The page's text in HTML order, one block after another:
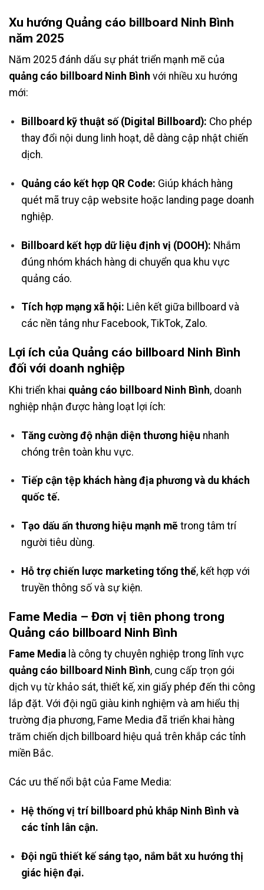
Xu hướng Quảng cáo billboard Ninh Bình
năm 2025
Năm 2025 đánh dấu sự phát triển mạnh mẽ của
quảng cáo billboard Ninh Bình với nhiều xu hướng
mới:
Billboard kỹ thuật số (Digital Billboard): Cho phép
thay đổi nội dung linh hoạt, dễ dàng cập nhật chiến
dịch.
Quảng cáo kết hợp QR Code: Giúp khách hàng
quét mã truy cập website hoặc landing page doanh
nghiệp.
Billboard kết hợp dữ liệu định vị (DOOH): Nhắm
đúng nhóm khách hàng di chuyển qua khu vực
quảng cáo.
Tích hợp mạng xã hội: Liên kết giữa billboard và
các nền tảng như Facebook, TikTok, Zalo.
Lợi ích của Quảng cáo billboard Ninh Bình
đối với doanh nghiệp
Khi triển khai quảng cáo billboard Ninh Bình, doanh
nghiệp nhận được hàng loạt lợi ích:
Tăng cường độ nhận diện thương hiệu nhanh
chóng trên toàn khu vực.
Tiếp cận tệp khách hàng địa phương và du khách
quốc tế.
Tạo dấu ấn thương hiệu mạnh mẽ trong tâm trí
người tiêu dùng.
Hỗ trợ chiến lược marketing tổng thể, kết hợp với
truyền thông số và sự kiện.
Fame Media – Đơn vị tiên phong trong
Quảng cáo billboard Ninh Bình
Fame Media là công ty chuyên nghiệp trong lĩnh vực
quảng cáo billboard Ninh Bình, cung cấp trọn gói
dịch vụ từ khảo sát, thiết kế, xin giấy phép đến thi công
lắp đặt. Với đội ngũ giàu kinh nghiệm và am hiểu thị
trường địa phương, Fame Media đã triển khai hàng
trăm chiến dịch billboard hiệu quả trên khắp các tỉnh
miền Bắc.
Các ưu thế nổi bật của Fame Media:
Hệ thống vị trí billboard phủ khắp Ninh Bình và
các tỉnh lân cận.
Đội ngũ thiết kế sáng tạo, nắm bắt xu hướng thị
giác hiện đại.